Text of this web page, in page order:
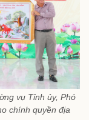
vụ Tỉnh ủy, Phó
chính quyền địa